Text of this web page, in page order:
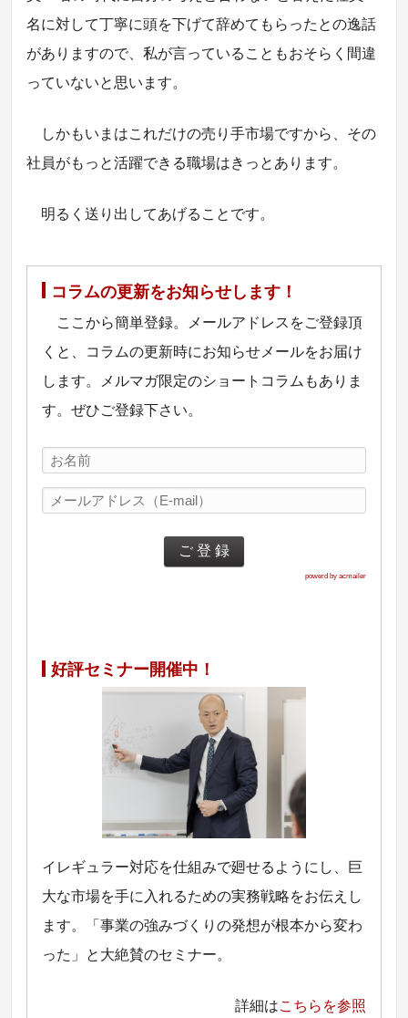
名に対して丁寧に頭を下げて辞めてもらったとの逸話
がありますので、私が言っていることもおそらく間違
っていないと思います。
しかもいまはこれだけの売り手市場ですから、その
社員がもっと活躍できる職場はきっとあります。
明るく送り出してあげることです。
コラムの更新をお知らせします！
ここから簡単登録。メールアドレスをご登録頂
くと、コラムの更新時にお知らせメールをお届け
します。メルマガ限定のショートコラムもありま
す。ぜひご登録下さい。
powerd by acmailer
好評セミナー開催中！
イレギュラー対応を仕組みで廻せるようにし、巨
大な市場を手に入れるための実務戦略をお伝えし
ます。「事業の強みづくりの発想が根本から変わ
った」と大絶賛のセミナー。
詳細はこちらを参照